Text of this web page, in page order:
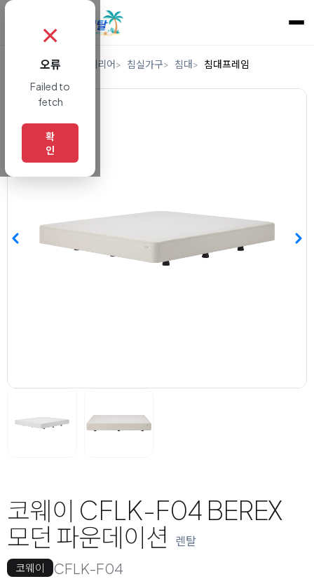
렌탈 가구/인테리어 침실가구 침대 침대프레임
코웨이 CFLK-F04 BEREX
모던 파운데이션
렌탈
코웨이 CFLK-F04
✗
오류
Failed to
fetch
확
인